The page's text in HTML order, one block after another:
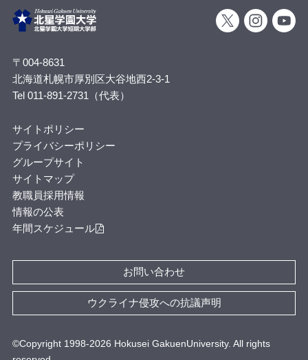
〒004-8631
北海道札幌市厚別区大谷地西2-3-1
Tel 011-891-2731（代表）
サイトポリシー
プライバシーポリシー
グループサイト
サイトマップ
教職員採用情報
情報の公表
年間スケジュール
お問い合わせ
ウクライナ侵攻への抗議声明
©Copyright 1998-2026 Hokusei GakuenUniversity. All rights